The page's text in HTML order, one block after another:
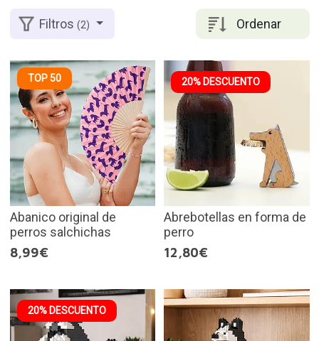
Ordenar
Filtros(2)
TOP 50
Abanico original de
perros salchichas
8,99€
20% DESCUENTO
Abrebotellas en forma de
perro
12,80€
20% DESCUENTO